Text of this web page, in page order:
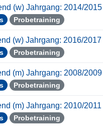
(w) Jahrgang: 2014/2015
Probetraining
(w) Jahrgang: 2016/2017
Probetraining
(m) Jahrgang: 2008/2009
Probetraining
(m) Jahrgang: 2010/2011
Probetraining